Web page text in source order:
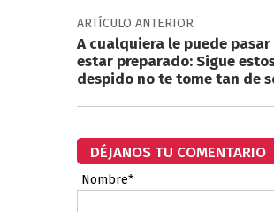
ARTÍCULO ANTERIOR
A cualquiera le puede
estar preparado: Sigue
despido no te tome tan de
DÉJANOS TU COMENTARIO
Nombre*